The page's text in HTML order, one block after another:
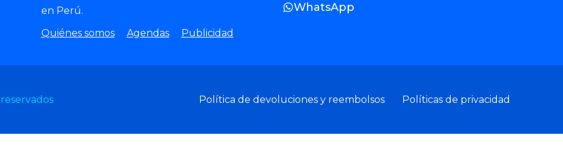
en Perú.
Quiénes somos
Agendas Publicidad
WhatsApp
Política de devoluciones y reembolsos Políticas de privacidad